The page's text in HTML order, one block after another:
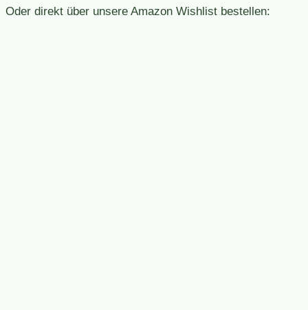
Oder direkt über unsere Amazon Wishlist bestellen: